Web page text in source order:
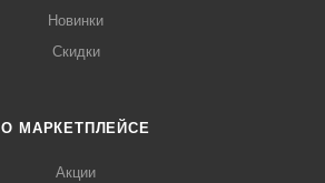
Новинки
Скидки
О МАРКЕТПЛЕЙСЕ
Акции